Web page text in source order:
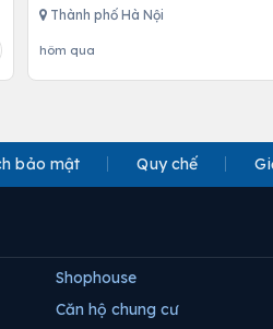
Thành phố Hà Nội
hôm qua
bảo mật Quy chế
Shophouse
Căn hộ chung cư